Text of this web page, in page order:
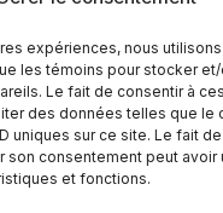
expériences, nous
les témoins pour stocker et/
Le fait de consentir à
des données telles que le
uniques sur ce site. Le fait
son consentement peut
et fonctions.